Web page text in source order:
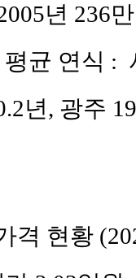
년 236
균 연식 :
년, 광주
격 현황